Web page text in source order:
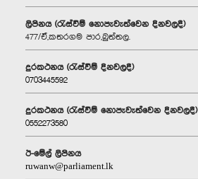
ලිපිනය (රැස්වීම් නොපැවැත්වෙන දිනවලදී)
477/ඒ,කතරගම පාර,බුත්තල.
දුරකථනය (රැස්වීම් දිනවලදී)
0703445592
දුරකථනය (රැස්වීම් නොපැවැත්වෙන දිනවලදී)
0552273580
ඊ-මේල් ලිපිනය
ruwanw@parliament.lk